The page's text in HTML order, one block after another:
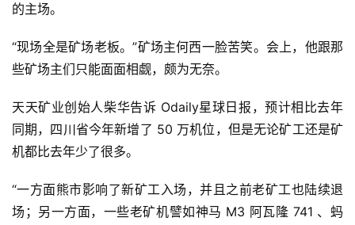
的主场。
“现场全是矿场老板。”矿场主何西一脸苦笑。会上，他跟那
些矿场主们只能面面相觑，颇为无奈。
天天矿业创始人柴华告诉 Odaily星球日报，预计相比去年
同期，四川省今年新增了 50 万机位，但是无论矿工还是矿
机都比去年少了很多。
“一方面熊市影响了新矿工入场，并且之前老矿工也陆续退
场；另一方面，一些老矿机譬如神马 M3 阿瓦隆 741 、蚂